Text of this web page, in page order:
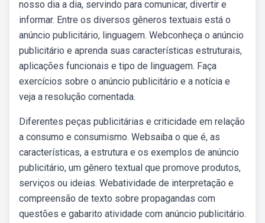
nosso dia a dia, servindo para comunicar, divertir e
informar. Entre os diversos gêneros textuais está o
anúncio publicitário, linguagem. Webconheça o anúncio
publicitário e aprenda suas características estruturais,
aplicações funcionais e tipo de linguagem. Faça
exercícios sobre o anúncio publicitário e a notícia e
veja a resolução comentada.
Diferentes peças publicitárias e criticidade em relação
a consumo e consumismo. Websaiba o que é, as
características, a estrutura e os exemplos de anúncio
publicitário, um gênero textual que promove produtos,
serviços ou ideias. Webatividade de interpretação e
compreensão de texto sobre propagandas com
questões e gabarito atividade com anúncio publicitário.